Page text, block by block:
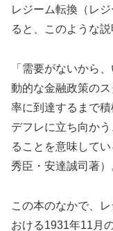
レジーム転換（レ
ると、このような説
「需要がないから
動的な金融政策の
率に到達するまで
デフレに立ち向か
ることを意味して
秀臣・安達誠司著）
この本のなかで、
おける1931年11月